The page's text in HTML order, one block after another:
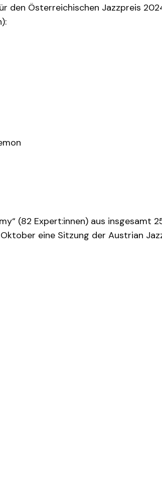
den Österreichischen Jazzpreis
(82 Expert:innen) aus
eine Sitzung der Austrian